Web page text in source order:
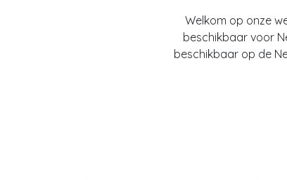
Welkom op onze
beschikbaar voor
beschikbaar op de